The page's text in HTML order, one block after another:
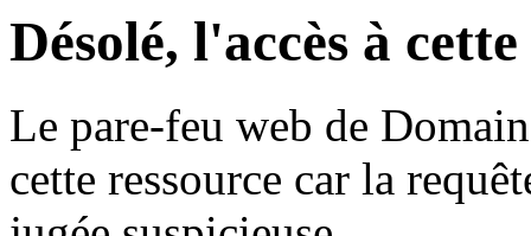
Désolé, l'accès à
Le pare-feu web de
cette ressource car la